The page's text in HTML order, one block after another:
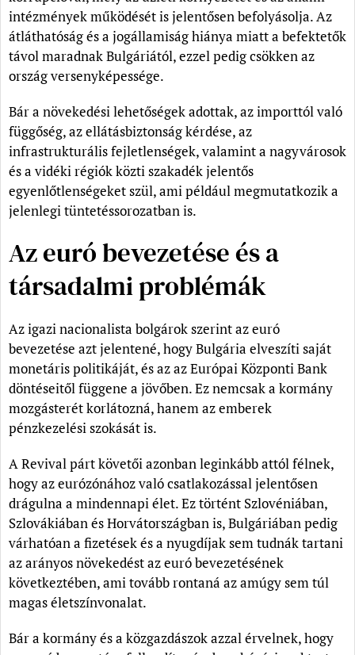
intézmények működését is jelentősen befolyásolja. Az
átláthatóság és a jogállamiság hiánya miatt a befektetők
távol maradnak Bulgáriától, ezzel pedig csökken az
ország versenyképessége.
Bár a növekedési lehetőségek adottak, az importtól való
függőség, az ellátásbiztonság kérdése, az
infrastrukturális fejletlenségek, valamint a nagyvárosok
és a vidéki régiók közti szakadék jelentős
egyenlőtlenségeket szül, ami például megmutatkozik a
jelenlegi tüntetéssorozatban is.
Az euró bevezetése és a
társadalmi problémák
Az igazi nacionalista bolgárok szerint az euró
bevezetése azt jelentené, hogy Bulgária elveszíti saját
monetáris politikáját, és az az Európai Központi Bank
döntéseitől függene a jövőben. Ez nemcsak a kormány
mozgásterét korlátozná, hanem az emberek
pénzkezelési szokását is.
A Revival párt követői azonban leginkább attól félnek,
hogy az eurózónához való csatlakozással jelentősen
drágulna a mindennapi élet. Ez történt Szlovéniában,
Szlovákiában és Horvátországban is, Bulgáriában pedig
várhatóan a fizetések és a nyugdíjak sem tudnák tartani
az arányos növekedést az euró bevezetésének
következtében, ami tovább rontaná az amúgy sem túl
magas életszínvonalat.
Bár a kormány és a közgazdászok azzal érvelnek, hogy